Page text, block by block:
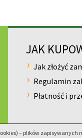
JAK
Jak złożyć
Regulamin
Płatność i
– plików